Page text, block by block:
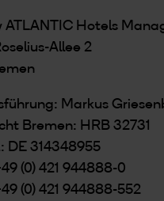
ATLANTIC Hotels
Allee 2
Markus
Bremen: HRB 32731
DE 314348955
(0) 421 944888-0
(0) 421 944888-552